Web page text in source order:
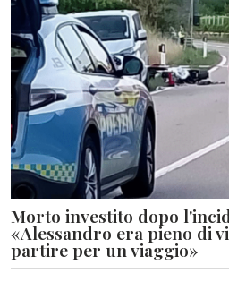
Morto investito dopo
«Alessandro era pieno di
partire per un viaggio»